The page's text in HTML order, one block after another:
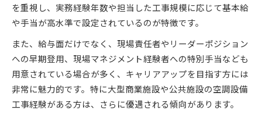
を重視し、実務経験年数や担当した工事規模に応じて基本給
や手当が高水準で設定されているのが特徴です。
また、給与面だけでなく、現場責任者やリーダーポジション
への早期登用、現場マネジメント経験者への特別手当なども
用意されている場合が多く、キャリアアップを目指す方には
非常に魅力的です。特に大型商業施設や公共施設の空調設備
工事経験がある方は、さらに優遇される傾向があります。